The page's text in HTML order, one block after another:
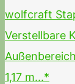
wolfcraft
Verstellbare
1,17 m...*